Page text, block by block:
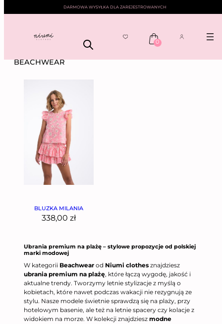
DARMOWA WYSYŁKA DLA ZAREJESTROWANYCH
0
BEACHWEAR
BLUZKA MILANIA
338,00 zł
Ubrania premium na plażę – stylowe propozycje od polskiej
marki modowej
W kategorii Beachwear od Niumi clothes znajdziesz
ubrania premium na plażę, które łączą wygodę, jakość i
aktualne trendy. Tworzymy letnie stylizacje z myślą o
kobietach, które nawet podczas wakacji nie rezygnują ze
stylu. Nasze modele świetnie sprawdzą się na plaży, przy
hotelowym basenie, ale też na letnie spacery czy kolacje z
widokiem na morze. W kolekcji znajdziesz modne